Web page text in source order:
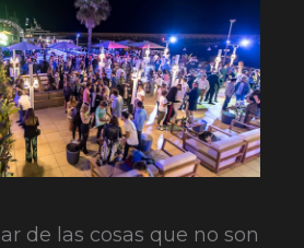
de las cosas que no son